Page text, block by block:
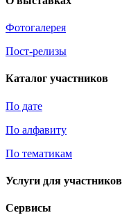
Фотогалерея
Пост-релизы
Каталог участников
По дате
По алфавиту
По тематикам
Услуги для участников
Сервисы